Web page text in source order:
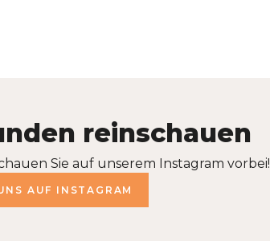
reinschauen
Sie auf unserem Instagram vorbei!
AUF INSTAGRAM